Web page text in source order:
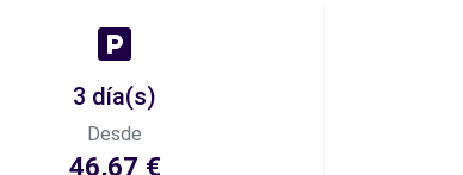
3 día(s)
Desde
46,67 €